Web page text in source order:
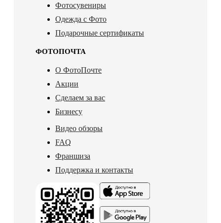
Фотосувениры
Одежда с Фото
Подарочные сертификаты
ФОТОПОЧТА
О ФотоПочте
Акции
Сделаем за вас
Бизнесу
Видео обзоры
FAQ
Франшиза
Поддержка и контакты